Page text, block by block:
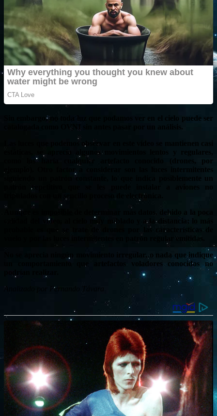
Sin embargo, no toda luz que podamos ver en el cielo puede ser
catalogada como OVNI sin antes pasar por un análisis.
Las luces que podemos observar en este vídeo se mantienen casi
estáticas, se aprecia algunos movimientos lentos y regulares,
como los haría cualquier artefacto conocido (drones, por
ejemplo). Otro factor a considerar son las luces intermitentes
siguiendo un patrón constante, lo que indica posiblemente un
patrón repetitivo que se les puede instalar a aviones no
tripulados con un sencillo proceso de electrónica.
Aunque es imposible de determinar más datos, debido a la poca
calidad del vídeo, al cielo muy nublado y a la distancia; lo más
probable es que se trate de drones por las características de
vuelo y por las luces intermitentes en patrón regular emitidas.
No se aprecia ningún movimiento irregular, o nada que indique
un comportamiento que artefactos voladores conocidos no
Analizado por Fernando Távara